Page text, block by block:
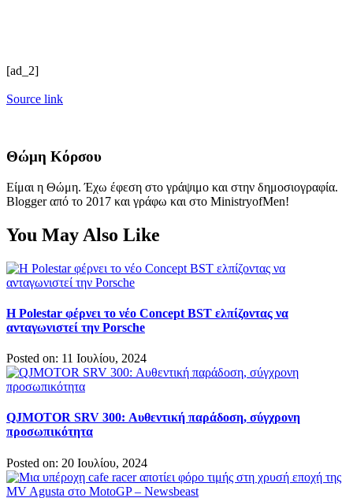
[ad_2]
Source link
Θώμη Κόρσου
Είμαι η Θώμη. Έχω έφεση στο γράψιμο και στην δημοσιογραφία.
Blogger από το 2017 και γράφω και στο MinistryofMen!
You May Also Like
Η Polestar φέρνει το νέο Concept BST ελπίζοντας να
ανταγωνιστεί την Porsche
Posted on: 11 Ιουλίου, 2024
QJMOTOR SRV 300: Αυθεντική παράδοση, σύγχρονη
προσωπικότητα
Posted on: 20 Ιουλίου, 2024